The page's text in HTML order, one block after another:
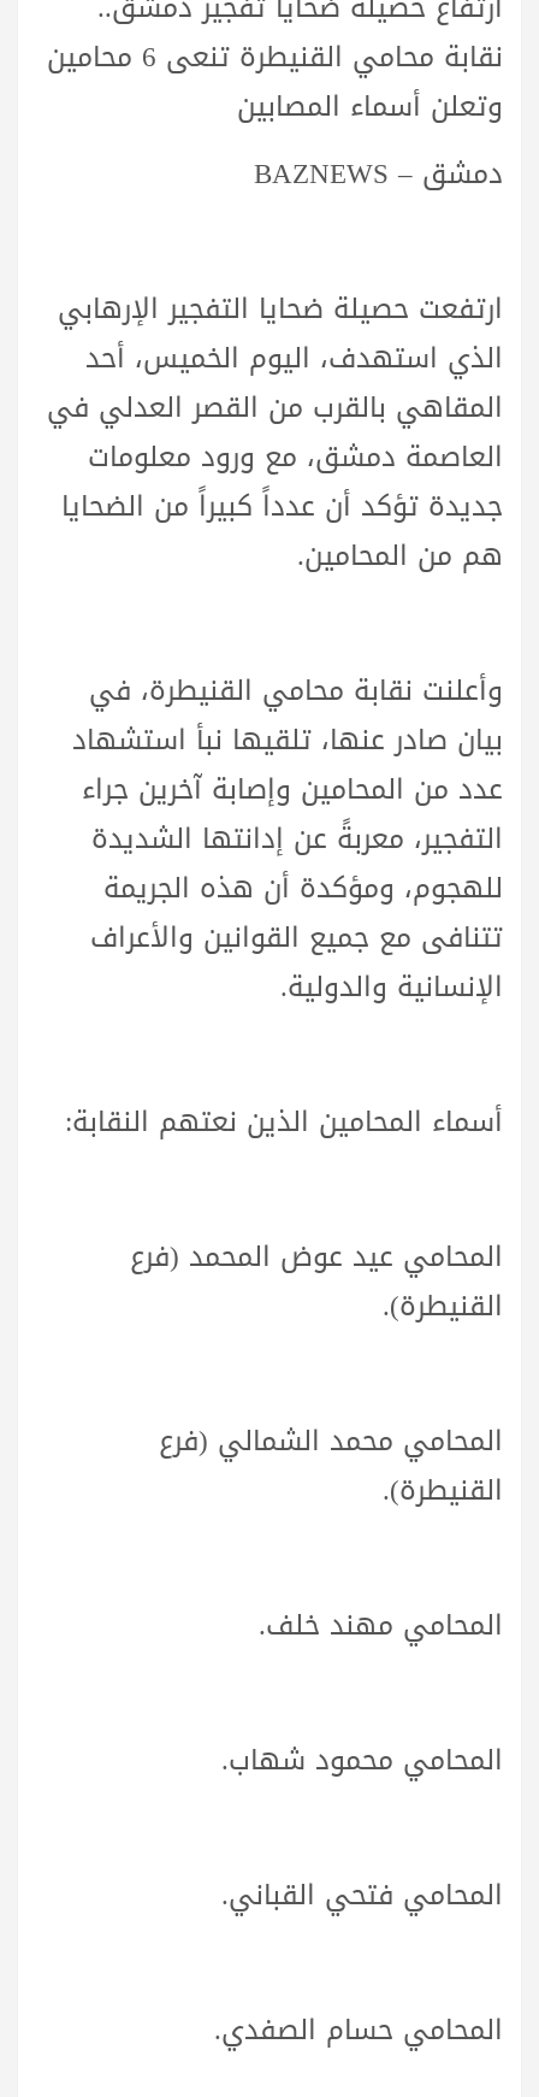
نقابة محامي القنيطرة تنعى 6 محامين
وتعلن أسماء المصابين
دمشق – BAZNEWS
ارتفعت حصيلة ضحايا التفجير الإرهابي
الذي استهدف، اليوم الخميس، أحد
المقاهي بالقرب من القصر العدلي في
العاصمة دمشق، مع ورود معلومات
جديدة تؤكد أن عدداً كبيراً من الضحايا
هم من المحامين.
وأعلنت نقابة محامي القنيطرة، في
بيان صادر عنها، تلقيها نبأ استشهاد
عدد من المحامين وإصابة آخرين جراء
التفجير، معربةً عن إدانتها الشديدة
للهجوم، ومؤكدة أن هذه الجريمة
تتنافى مع جميع القوانين والأعراف
الإنسانية والدولية.
أسماء المحامين الذين نعتهم النقابة:
المحامي عيد عوض المحمد (فرع
القنيطرة).
المحامي محمد الشمالي (فرع
القنيطرة).
المحامي مهند خلف.
المحامي محمود شهاب.
المحامي فتحي القباني.
المحامي حسام الصفدي.